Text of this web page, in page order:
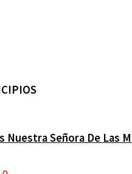
Nuestra Señora De Las